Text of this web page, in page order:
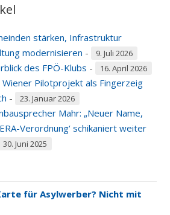
stärken, Infrastruktur
modernisieren - 9. Juli 2026
des FPÖ-Klubs - 16. April 2026
Wiener Pilotprojekt als Fingerzeig
- 23. Januar 2026
Mahr: „Neuer Name,
Verordnung‘ schikaniert weiter
30. Juni 2025
für Asylwerber? Nicht mit